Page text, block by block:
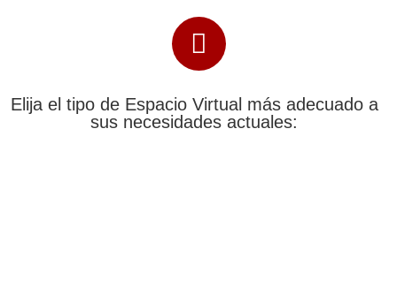
Elija el tipo de Espacio Virtual más adecuado a
sus necesidades actuales: